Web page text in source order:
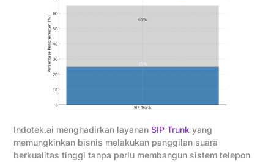
Indotek.ai menghadirkan layanan SIP Trunk yang
memungkinkan bisnis melakukan panggilan suara
berkualitas tinggi tanpa perlu membangun sistem telepon